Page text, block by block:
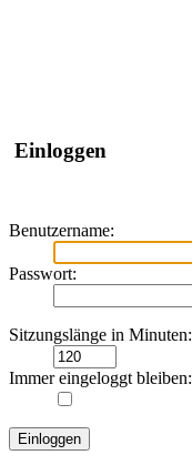
Einloggen
Benutzername:
Passwort:
Sitzungslänge in Minuten:
Immer eingeloggt bleiben: